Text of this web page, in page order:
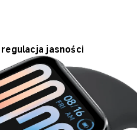
jasności